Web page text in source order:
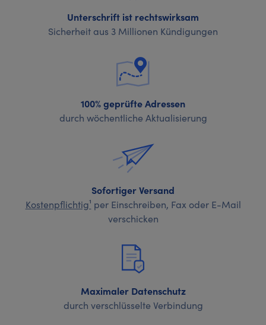
Unterschrift ist rechtswirksam
Sicherheit aus 3 Millionen Kündigungen
100% geprüfte Adressen
durch wöchentliche Aktualisierung
Sofortiger Versand
Kostenpflichtig¹ per Einschreiben, Fax oder E-Mail
verschicken
Maximaler Datenschutz
durch verschlüsselte Verbindung